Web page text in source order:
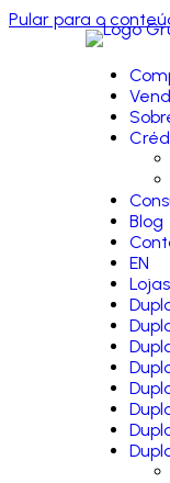
Pular para o
Blog
EN
Lojas